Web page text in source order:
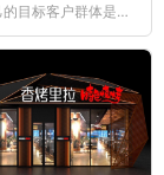
目标客户群体是哪